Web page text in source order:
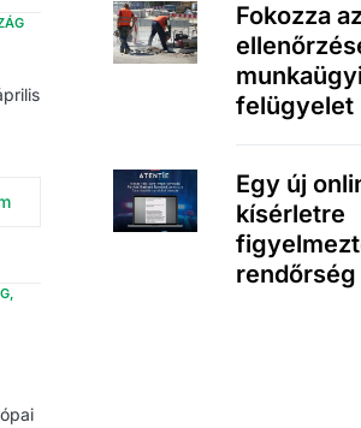
Fokozza
munkaügyi
felügyelet
Egy új
kísérletre
rendőrség